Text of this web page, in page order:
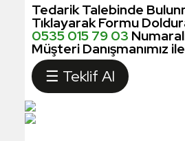
Tedarik Talebinde
Tıklayarak Formu
0535 015 79 03
Müşteri Danışmanımız
☰ Teklif Al